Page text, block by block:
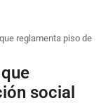
reglamenta piso de
social